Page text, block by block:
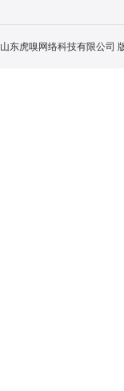
山东虎嗅网络科技有限公司